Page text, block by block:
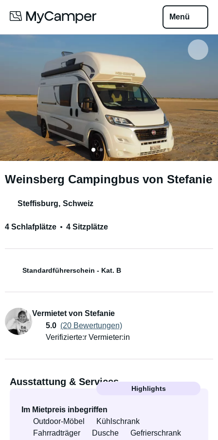
Menü
Weinsberg Campingbus von Stefanie
Steffisburg, Schweiz
4 Schlafplätze 4 Sitzplätze
Standardführerschein - Kat. B
Vermietet von Stefanie
5.0 (20 Bewertungen)
Verifizierte:r Vermieter:in
Ausstattung & Services
Highlights
Im Mietpreis inbegriffen
Outdoor-Möbel
Kühlschrank
Fahrradträger
Dusche
Gefrierschrank